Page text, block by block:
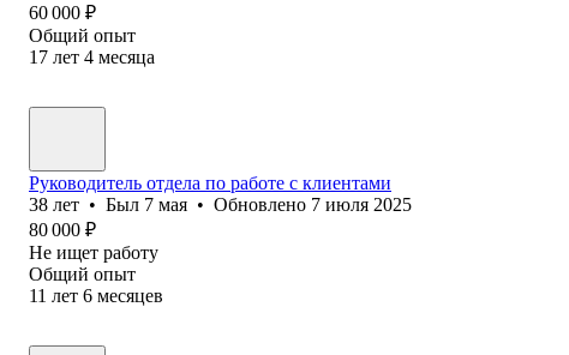
60 000 ₽
Общий опыт
17 лет 4 месяца
Руководитель отдела по работе с клиентами
38 лет • Был 7 мая • Обновлено 7 июля 2025
80 000 ₽
Не ищет работу
Общий опыт
11 лет 6 месяцев